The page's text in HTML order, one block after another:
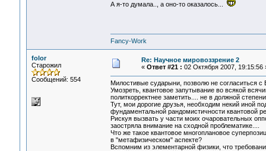
А я-то думала.., а оно-то оказалось...
Fancy-Work
folor
Старожил
Сообщений: 554
Re: Научное мировоззрение 2
« Ответ #21 : 02 Октября 2007, 19:15:56
Милостивые сударыни, позволю не
Умозреть, квантовое запутывание во всякой
политкорректнее заметить.... не в должной
Тут, мои дорогие друзья, необходим некий иной
фундаментальной рандомистичности квантовой
Рискуя вызвать у части моих очаровательных
заостряла внимание на сходной проблематике....
Что же такое квантовое многоплановое
в "метафизическом" аспекте?
Вспомним из элементарной физики, что